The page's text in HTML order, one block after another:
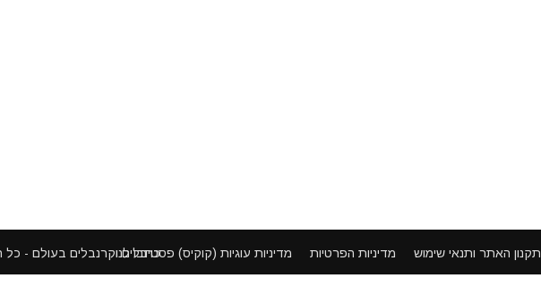
פסטיבלים וקרנבלים בעולם - כל הזכויות תקנון האתר ותנאי שימוש מדיניות הפרטיות מדיניות עוגיות (קוקיס) כתבו לנו